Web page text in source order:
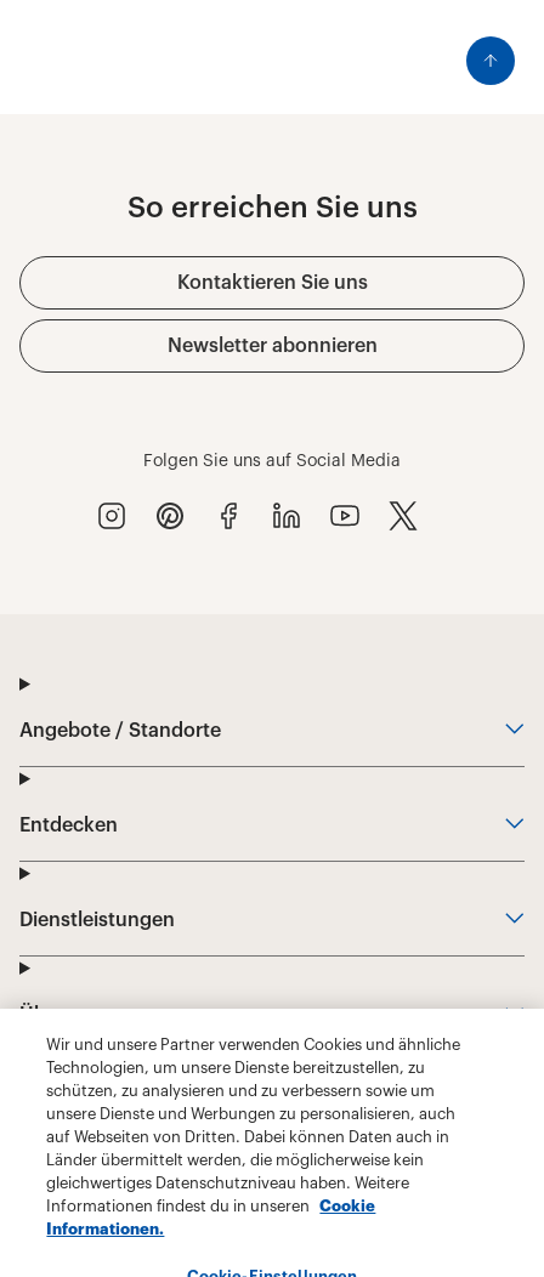
Wir und unsere Partner verwenden Cookies und ähnliche
Technologien, um unsere Dienste bereitzustellen, zu
schützen, zu analysieren und zu verbessern sowie um
unsere Dienste und Werbungen zu personalisieren, auch
auf Webseiten von Dritten. Dabei können Daten auch in
Länder übermittelt werden, die möglicherweise kein
gleichwertiges Datenschutzniveau haben. Weitere
Informationen findest du in unseren
Cookie
Informationen.